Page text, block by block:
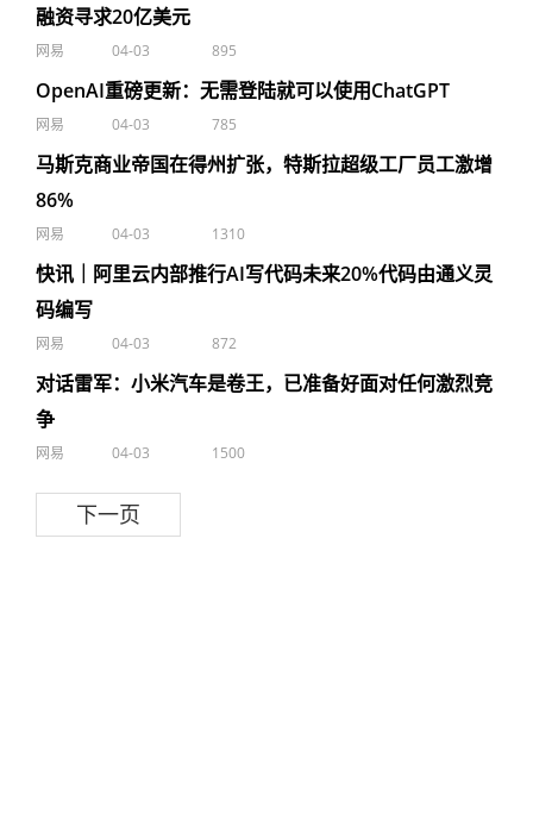
融资寻求20亿美元
网易 04-03 895
OpenAI重磅更新：无需登陆就可以使用ChatGPT
网易 04-03 785
马斯克商业帝国在得州扩张，特斯拉超级工厂员工激增
86%
网易 04-03 1310
快讯｜阿里云内部推行AI写代码未来20%代码由通义灵
码编写
网易 04-03 872
对话雷军：小米汽车是卷王，已准备好面对任何激烈竞
争
网易 04-03 1500
下一页